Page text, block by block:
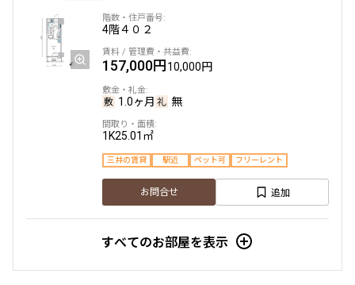
4階４０２
157,000円10,000円
1.0ヶ月 無
1K25.01㎡
三井の賃貸 駅近 ペット可 フリーレント
お問合せ 追加
すべてのお部屋を表示